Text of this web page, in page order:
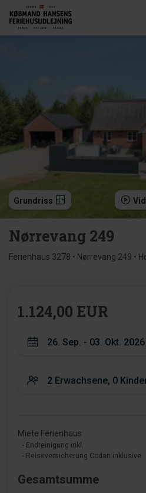
Grundriss
Nørrevang 249
Ferienhaus 3278 • Nørrevang 249 •
1.124,00 EUR
Miete Ferienhaus
- Endreinigung inkl.
- Reiseversicherung Codan inklusive
Gesamtsumme